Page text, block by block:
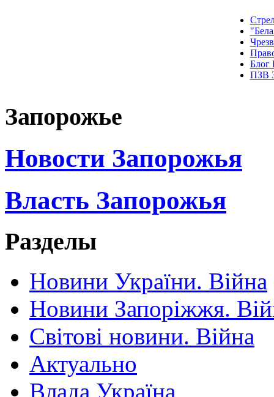
Блог
ПЗВ
Запорожье
Новости Запорожья
Власть Запорожья
Разделы
Новини України. Війна
Новини Запоріжжя.
Світові новини. Війна
Актуально
Влада Україна